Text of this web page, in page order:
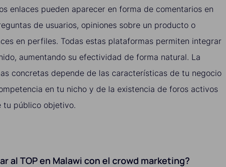
enlaces pueden aparecer en forma de comentarios en
de usuarios, opiniones sobre un producto o
en perfiles. Todas estas plataformas permiten integrar
aumentando su efectividad de forma natural. La
concretas depende de las características de tu negocio
en tu nicho y de la existencia de foros activos
tu público objetivo.
al TOP en Malawi con el crowd marketing?